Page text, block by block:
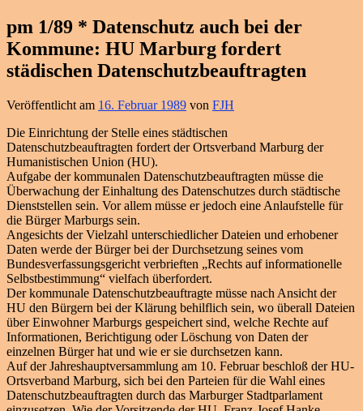
pm 1/89 * Datenschutz auch bei der
Kommune: HU Marburg fordert
städischen Datenschutzbeauftragten
Veröffentlicht am 16. Februar 1989 von FJH
Die Einrichtung der Stelle eines städtischen
Datenschutzbeauftragten fordert der Ortsverband Marburg der
Humanistischen Union (HU).
Aufgabe der kommunalen Datenschutzbeauftragten müsse die
Überwachung der Einhaltung des Datenschutzes durch städtische
Dienststellen sein. Vor allem müsse er jedoch eine Anlaufstelle für
die Bürger Marburgs sein.
Angesichts der Vielzahl unterschiedlicher Dateien und erhobener
Daten werde der Bürger bei der Durchsetzung seines vom
Bundesverfassungsgericht verbrieften „Rechts auf informationelle
Selbstbestimmung“ vielfach überfordert.
Der kommunale Datenschutzbeauftragte müsse nach Ansicht der
HU den Bürgern bei der Klärung behilflich sein, wo überall Dateien
über Einwohner Marburgs gespeichert sind, welche Rechte auf
Informationen, Berichtigung oder Löschung von Daten der
einzelnen Bürger hat und wie er sie durchsetzen kann.
Auf der Jahreshauptversammlung am 10. Februar beschloß der HU-
Ortsverband Marburg, sich bei den Parteien für die Wahl eines
Datenschutzbeauftragten durch das Marburger Stadtparlament